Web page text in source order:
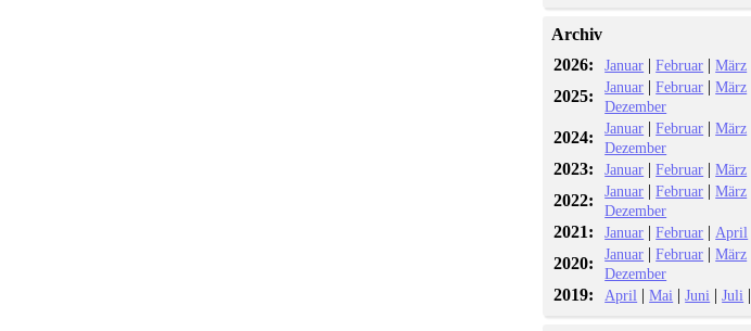
Archiv
2026:
Januar |Februar |März
2025: Januar |Februar |März
Dezember
2024: Januar |Februar |März
Dezember
2023: Januar |Februar |März
2022: Januar |Februar |März
Dezember
2021: Januar |Februar | April
2020: Januar |Februar |März
Dezember
2019: April |Mai |Juni |Juli |